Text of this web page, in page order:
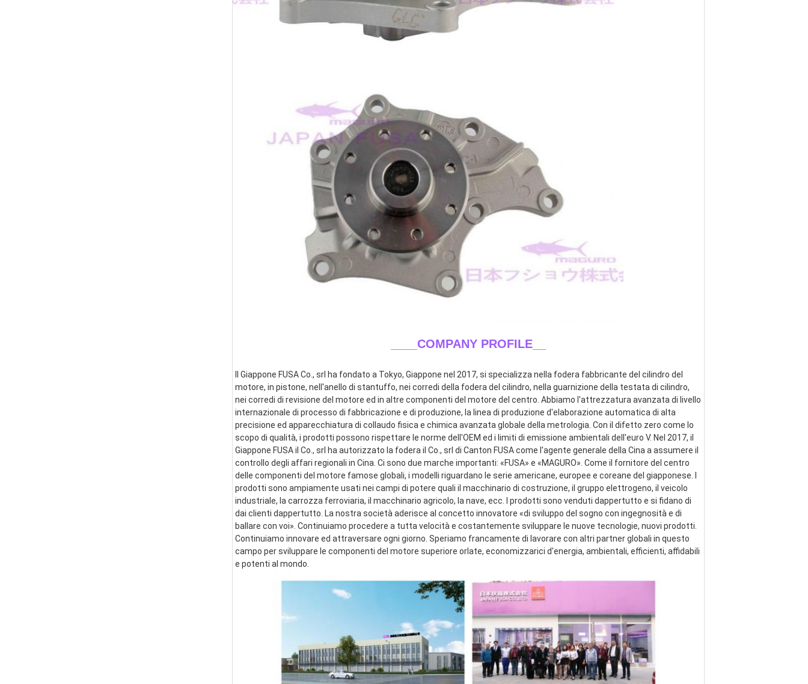
____COMPANY PROFILE__
Il Giappone FUSA Co., srl ha fondato a Tokyo, Giappone nel 2017, si specializza nella fodera fabbricante del cilindro del
motore, in pistone, nell'anello di stantuffo, nei corredi della fodera del cilindro, nella guarnizione della testata di cilindro,
nei corredi di revisione del motore ed in altre componenti del motore del centro. Abbiamo l'attrezzatura avanzata di livello
internazionale di processo di fabbricazione e di produzione, la linea di produzione d'elaborazione automatica di alta
precisione ed apparecchiatura di collaudo fisica e chimica avanzata globale della metrologia. Con il difetto zero come lo
scopo di qualità, i prodotti possono rispettare le norme dell'OEM ed i limiti di emissione ambientali dell'euro V. Nel 2017, il
Giappone FUSA il Co., srl ha autorizzato la fodera il Co., srl di Canton FUSA come l'agente generale della Cina a assumere il
controllo degli affari regionali in Cina. Ci sono due marche importanti: «FUSA» e «MAGURO». Come il fornitore del centro
delle componenti del motore famose globali, i modelli riguardano le serie americane, europee e coreane del giapponese. I
prodotti sono ampiamente usati nei campi di potere quali il macchinario di costruzione, il gruppo elettrogeno, il veicolo
industriale, la carrozza ferroviaria, il macchinario agricolo, la nave, ecc. I prodotti sono venduti dappertutto e si fidano di
dai clienti dappertutto. La nostra società aderisce al concetto innovatore «di sviluppo del sogno con ingegnosità e di
ballare con voi». Continuiamo procedere a tutta velocità e costantemente sviluppare le nuove tecnologie, nuovi prodotti.
Continuiamo innovare ed attraversare ogni giorno. Speriamo francamente di lavorare con altri partner globali in questo
campo per sviluppare le componenti del motore superiore orlate, economizzarici d'energia, ambientali, efficienti, affidabili
e potenti al mondo.